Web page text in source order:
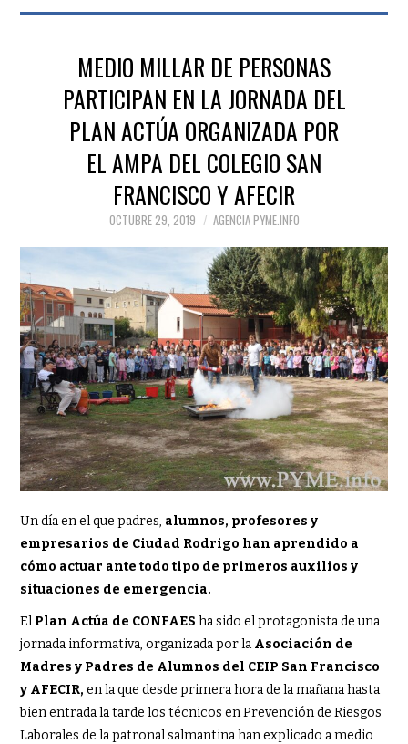
MEDIO MILLAR DE PERSONAS
PARTICIPAN EN LA JORNADA DEL
PLAN ACTÚA ORGANIZADA POR
EL AMPA DEL COLEGIO SAN
FRANCISCO Y AFECIR
OCTUBRE 29, 2019 AGENCIA PYME.INFO
Un día en el que padres, alumnos, profesores y
empresarios de Ciudad Rodrigo han aprendido a
cómo actuar ante todo tipo de primeros auxilios y
situaciones de emergencia.
El Plan Actúa de CONFAES ha sido el protagonista de una
jornada informativa, organizada por la Asociación de
Madres y Padres de Alumnos del CEIP San Francisco
y AFECIR, en la que desde primera hora de la mañana hasta
bien entrada la tarde los técnicos en Prevención de Riesgos
Laborales de la patronal salmantina han explicado a medio